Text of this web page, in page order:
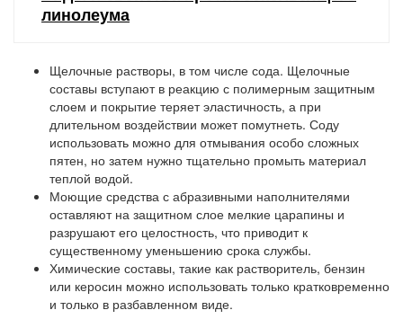
линолеума
Щелочные растворы, в том числе сода. Щелочные
составы вступают в реакцию с полимерным защитным
слоем и покрытие теряет эластичность, а при
длительном воздействии может помутнеть. Соду
использовать можно для отмывания особо сложных
пятен, но затем нужно тщательно промыть материал
теплой водой.
Моющие средства с абразивными наполнителями
оставляют на защитном слое мелкие царапины и
разрушают его целостность, что приводит к
существенному уменьшению срока службы.
Химические составы, такие как растворитель, бензин
или керосин можно использовать только кратковременно
и только в разбавленном виде.